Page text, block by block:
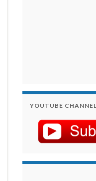
YOUTUBE CHANNEL